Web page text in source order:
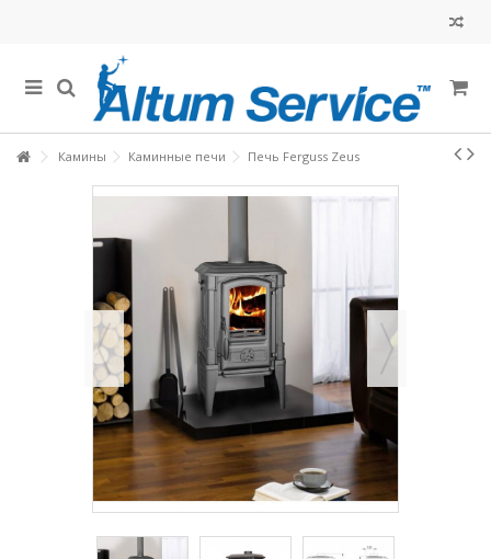
Камины Каминные печи Печь Ferguss Zeus